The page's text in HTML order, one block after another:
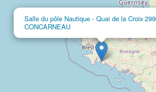
Salle du pôle Nautique - Quai de la Croix
CONCARNEAU